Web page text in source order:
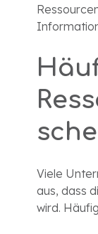
Viele
aus, dass
wird.